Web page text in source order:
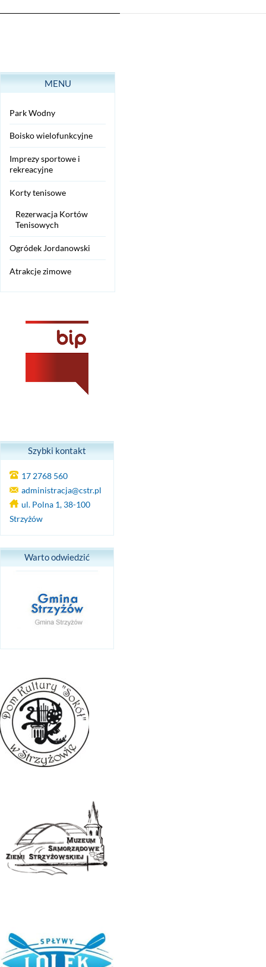
MENU
Park Wodny
Boisko wielofunkcyjne
Imprezy sportowe i
rekreacyjne
Korty tenisowe
Rezerwacja Kortów
Tenisowych
Ogródek Jordanowski
Atrakcje zimowe
Szybki kontakt
17 2768 560
administracja@cstr.pl
ul. Polna 1, 38-100
Strzyżów
Warto odwiedzić